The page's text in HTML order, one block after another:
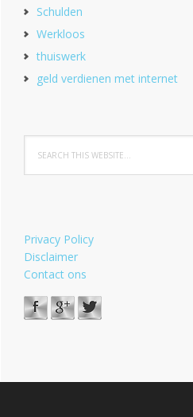
Schulden
Werkloos
thuiswerk
geld verdienen met internet
Privacy Policy
Disclaimer
Contact ons